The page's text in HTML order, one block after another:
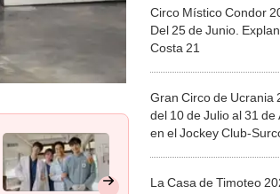
Circo Místico Condor
Del 25 de Junio.
Costa 21
Gran Circo de Ucrania
del 10 de Julio al 31 de
en el Jockey Club-
La Casa de Timoteo